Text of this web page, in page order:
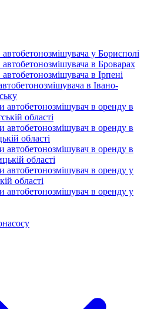
у Борисполі
в Броварах
в Ірпені
в Івано-
автобетонозмішувач в оренду в
області
автобетонозмішувач в оренду в
області
автобетонозмішувач в оренду в
області
автобетонозмішувач в оренду у
області
автобетонозмішувач в оренду у